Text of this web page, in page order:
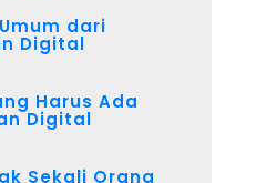
dari
Digital
Harus Ada
Digital
Sekali Orang